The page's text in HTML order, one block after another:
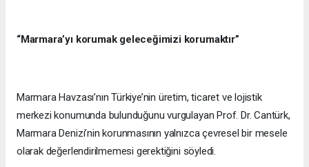
“Marmara’yı korumak geleceğimizi korumaktır”
Marmara Havzası’nın Türkiye’nin üretim, ticaret ve lojistik
merkezi konumunda bulunduğunu vurgulayan Prof. Dr. Cantürk,
Marmara Denizi’nin korunmasının yalnızca çevresel bir mesele
olarak değerlendirilmemesi gerektiğini söyledi.